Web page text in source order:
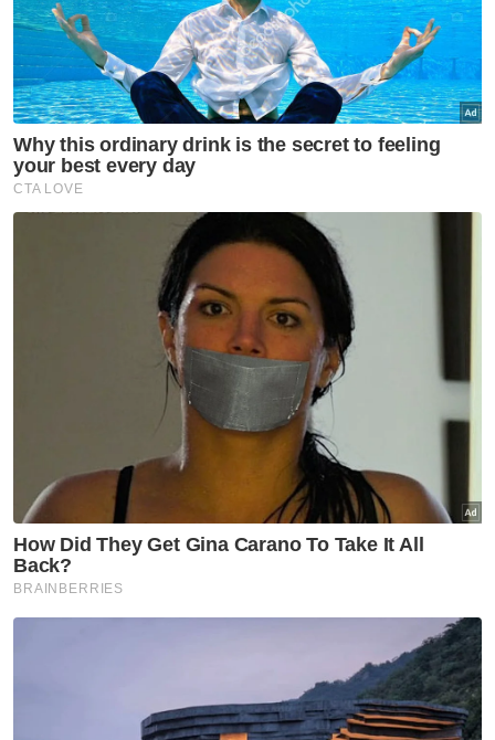
Sembilan akan menjadi petunjuk paling jelas
terhadap penerimaan pengundi selepas Pas
mengambil keputusan menamatkan
kerjasama dengan Bersatu.
"Saya nampak pilihan raya di Johor dan
Negeri Sembilan inilah yang mungkin boleh
menjadi pengukur sebenar apa yang berlaku
apabila kita mengambil keputusan putus
dengan Bersatu.
"Di situlah antara ujian yang akan kita lihat,"
Artikel Berkaitan:
Tarikh RXZ Members 8.0 kekal, bertembung hari
mengundi PRN Negeri Sembilan
PRN: Ketua AMK Johor, Negeri Sembilan mungkin jadi
untungkan PH - Mohd Syahir
Menurut beliau, selain faktor sentimen
pengundi, Pas juga perlu memastikan segala
isu teknikal berkaitan gerak kerja pilihan raya
dapat diselesaikan dengan baik bagi
menghadapi cabaran tersebut.